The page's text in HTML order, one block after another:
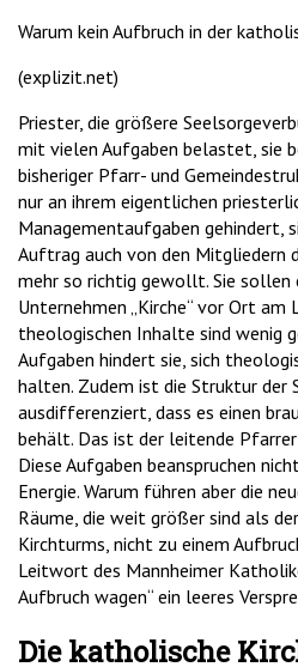
Warum kein Aufbruch in der
(explizit.net)
Priester, die größere
mit vielen Aufgaben belastet, sie
bisheriger Pfarr- und
nur an ihrem eigentlichen
Managementaufgaben gehindert,
Auftrag auch von den Mitgliedern
mehr so richtig gewollt. Sie sollen
Unternehmen „Kirche“ vor Ort am
theologischen Inhalte sind wenig
Aufgaben hindert sie, sich
halten. Zudem ist die Struktur der
ausdifferenziert, dass es einen
behält. Das ist der leitende Pfarrer
Diese Aufgaben beanspruchen
Energie. Warum führen aber die
Räume, die weit größer sind als
Kirchturms, nicht zu einem
Leitwort des Mannheimer
Aufbruch wagen“ ein leeres
Die katholische